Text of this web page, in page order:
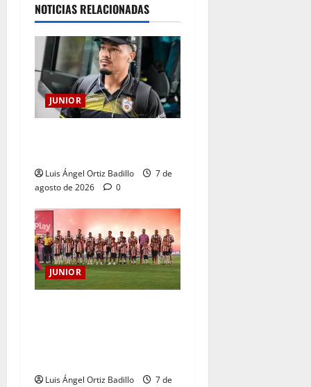
NOTICIAS RELACIONADAS
JUNIOR
Luis Ángel Ortiz Badillo
7 de
agosto de 2026
0
JUNIOR
Luis Ángel Ortiz Badillo
7 de